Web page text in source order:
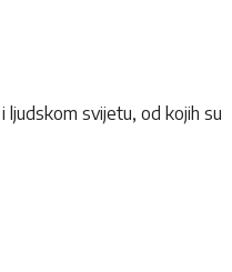
ljudskom svijetu, od kojih su